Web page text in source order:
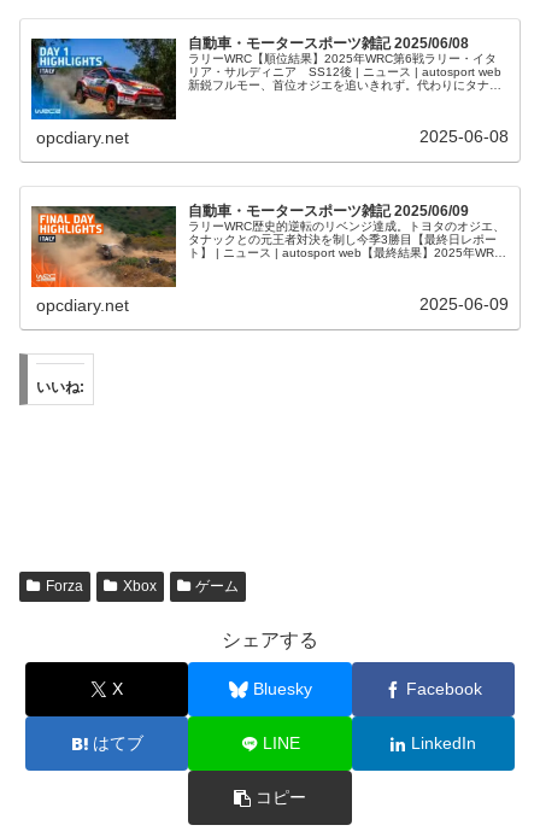
自動車・モータースポーツ雑記 2025/06/08
ラリーWRC【順位結果】2025年WRC第6戦ラリー・イタ
リア・サルディニア SS12後 | ニュース | autosport web
新鋭フルモー、首位オジエを追いきれず。代わりにタナッ
opcdiary.net 2025-06-08
自動車・モータースポーツ雑記 2025/06/09
ラリーWRC歴史的逆転のリベンジ達成。トヨタのオジエ、
タナックとの元王者対決を制し今季3勝目【最終日レポー
ト】 | ニュース | autosport web【最終結果】2025年WRC
opcdiary.net 2025-06-09
いいね:
Forza Xbox ゲーム
シェアする
X Bluesky Facebook
はてブ LINE LinkedIn
コピー